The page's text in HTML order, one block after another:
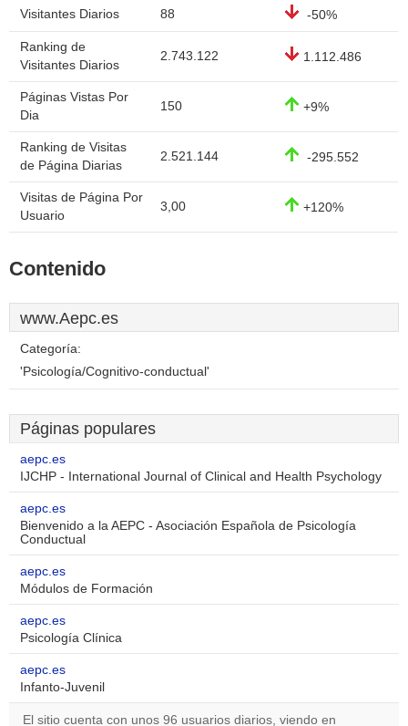
Visitantes Diarios 88 -50%
Ranking de
Visitantes Diarios
2.743.122 1.112.486
Páginas Vistas Por
Dia
150 +9%
Ranking de Visitas
de Página Diarias
2.521.144 -295.552
Visitas de Página Por
Usuario
3,00 +120%
Contenido
www.Aepc.es
Categoría:
'Psicología/Cognitivo-conductual'
Páginas populares
aepc.es
IJCHP - International Journal of Clinical and Health Psychology
aepc.es
Bienvenido a la AEPC - Asociación Española de Psicología
Conductual
aepc.es
Módulos de Formación
aepc.es
Psicología Clínica
aepc.es
Infanto-Juvenil
El sitio cuenta con unos 96 usuarios diarios, viendo en